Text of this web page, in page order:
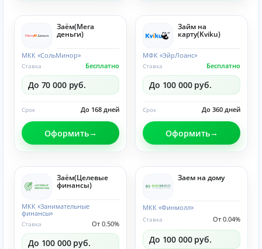
Заём(Мега
деньги)
МКК «СольМинор»
Бесплатно
Ставка
До 70 000 руб.
До 168 дней
Срок
Оформить
Займ на
карту(Kviku)
МФК «ЭйрЛоанс»
Бесплатно
Ставка
До 100 000 руб.
До 360 дней
Срок
Оформить
Заём(Целевые
финансы)
МКК «Занимательные
финансы»
От 0.50%
Ставка
До 100 000 руб.
Заем на дому
МКК «Финмолл»
От 0.04%
Ставка
До 100 000 руб.